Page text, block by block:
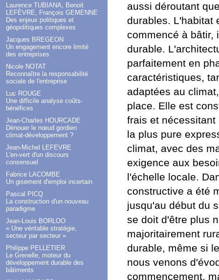
Laurence TUBIANA, Benoit
LEFÈVRE, François GEMENNE
Des enjeux politiques et
géopolitiques complexes
Jacques BREGEON
Un engagement encore limité
des entreprises
Nicole NOTAT
Reconnaître la responsabilité
sociale de l'entreprise
Luc ROUGE
Une difficile analyse coûts-
bénéfices
Jean-Charles HOURCADE
Dénouer le nœud gordien
climat-développement ?
Jean-Michel LEFÈVRE
L'en-vert d'un discours
consensuel
Fabrice LACOMBE
Un gisement d'emploi incertain
Pascal PICQ
La construction d'un nouveau
paradigme
Jean-Louis BORLOO
« Une véritable stratégie,
secteur par secteur »
Philippe PELLETIER
Le Grenelle, moteur du
développement durable des
bâtiments
aussi déroutant
durables. L'habitat
commencé à bâtir,
durable.
parfaitement en
caractéristiques,
adaptées au
place. Elle est
frais et
la plus pure
climat, avec des
exigence aux
l'échelle locale.
constructive a été
jusqu'au début du
se doit d'être plus
majoritairement
durable, même si
nous venons
commencement,